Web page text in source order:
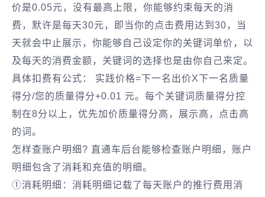
价是0.05元，没有最高上限，你能够约束每天的消
费，默许是每天30元，即当你的点击费用达到30，当
天就会中止展示，你能够自己设定你的关键词单价，以
及每天的消费金额，关键词的选择也是由你自己来定。
具体扣费有公式： 实践价格=下一名出价X下一名质量
得分/您的质量得分+0.01 元。每个关键词质量得分控
制在8分以上，优先加价质量得分高，展示高，点击高
的词。
怎样查账户明细? 直通车后台能够检查账户明细，账户
明细包含了消耗和充值的明细。
①消耗明细：消耗明细记载了每天账户的推行费用消